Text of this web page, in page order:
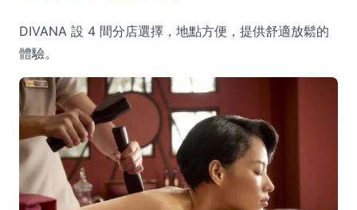
DIVANA 設 4 間分店選擇，地點方便，提供舒適放鬆的
體驗。